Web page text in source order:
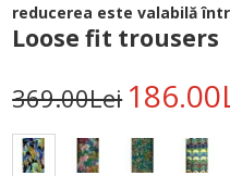
reducerea este valabilă
Loose fit trousers
369.00Lei